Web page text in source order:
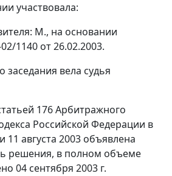
участвовала:
М., на основании
1140 от 26.02.2003.
заседания вела судья
176Арбитражного
Российской Федерации в
11 августа 2003 объявлена
решения, в полном объеме
04 сентября 2003 г.